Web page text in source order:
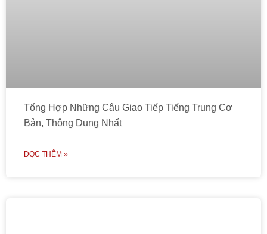
Tổng Hợp Những Câu Giao Tiếp Tiếng Trung Cơ
Bản, Thông Dụng Nhất
ĐỌC THÊM »